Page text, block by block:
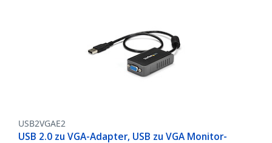
USB2VGAE2
USB 2.0 zu VGA-Adapter, USB zu VGA Monitor-